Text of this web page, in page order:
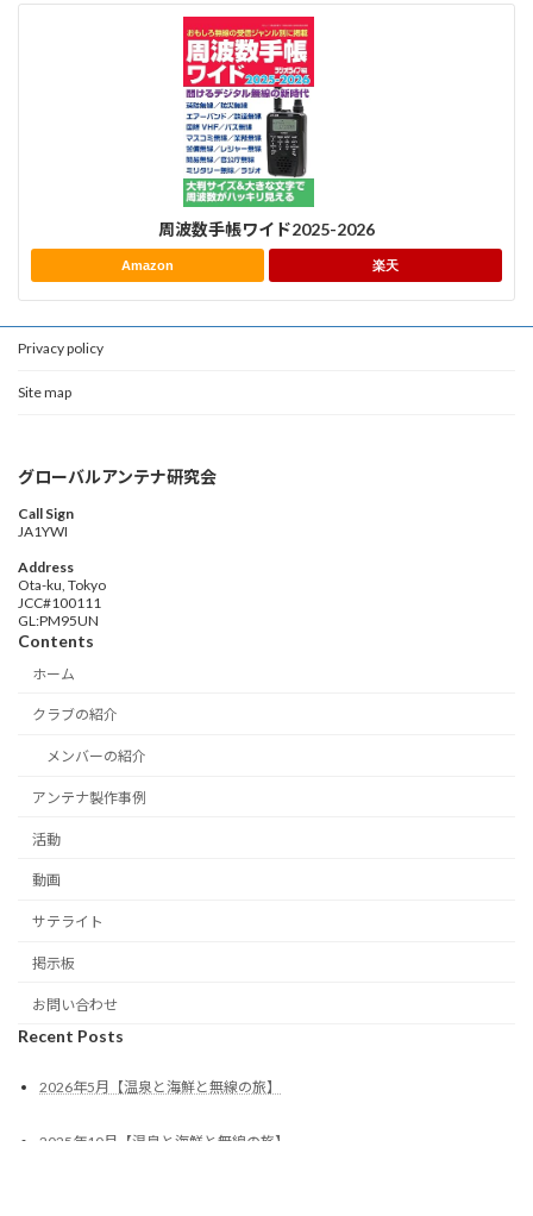
周波数手帳ワイド2025-2026
Amazon 楽天
Privacy policy
Site map
グローバルアンテナ研究会
Call Sign
JA1YWI
Address
Ota-ku, Tokyo
JCC#100111
GL:PM95UN
Contents
ホーム
クラブの紹介
メンバーの紹介
アンテナ製作事例
活動
動画
サテライト
掲示板
お問い合わせ
Recent Posts
2026年5月【温泉と海鮮と無線の旅】
2025年10月【温泉と海鮮と無線の旅】